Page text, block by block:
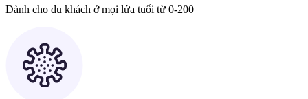
Dành cho du khách ở mọi lứa tuổi từ 0-200